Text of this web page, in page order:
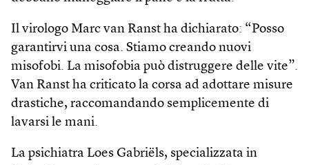
Il virologo Marc van Ranst ha dichiarato: “Posso
garantirvi una cosa. Stiamo creando nuovi
misofobi. La misofobia può distruggere delle vite”.
Van Ranst ha criticato la corsa ad adottare misure
drastiche, raccomandando semplicemente di
lavarsi le mani.
La psichiatra Loes Gabriëls, specializzata in